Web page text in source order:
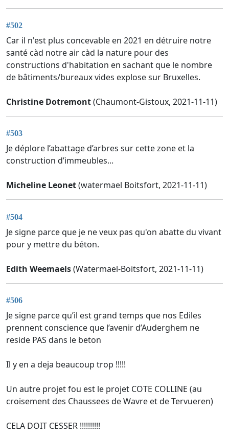
#502
Car il n'est plus concevable en 2021 en détruire notre
santé càd notre air càd la nature pour des
constructions d'habitation en sachant que le nombre
de bâtiments/bureaux vides explose sur Bruxelles.
Christine Dotremont(Chaumont-Gistoux, 2021-11-11)
#503
Je déplore l’abattage d’arbres sur cette zone et la
construction d’immeubles...
Micheline Leonet(watermael Boitsfort, 2021-11-11)
#504
Je signe parce que je ne veux pas qu'on abatte du vivant
pour y mettre du béton.
Edith Weemaels(Watermael-Boitsfort, 2021-11-11)
#506
Je signe parce qu’il est grand temps que nos Ediles
prennent conscience que l’avenir d’Auderghem ne
reside PAS dans le beton
Il y en a deja beaucoup trop !!!!!
Un autre projet fou est le projet COTE COLLINE (au
croisement des Chaussees de Wavre et de Tervueren)
CELA DOIT CESSER !!!!!!!!!!